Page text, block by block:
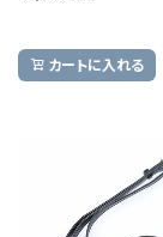
カートに入れる